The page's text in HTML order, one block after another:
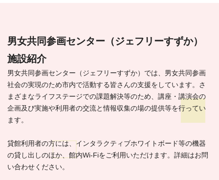
男女共同参画センター（ジェフリーすずか）
施設紹介
男女共同参画センター（ジェフリーすずか）では、男女共同参画
社会の実現のため市内で活動する皆さんの支援をしています。さ
まざまなライフステージでの課題解決等のため、講座・講演会の
企画及び実施や利用者の交流と情報収集の場の提供等を行ってい
ます。
貸館利用者の方には、インタラクティブホワイトボード等の機器
の貸し出しのほか、館内Wi-Fiをご利用いただけます。詳細はお問
い合わせください。